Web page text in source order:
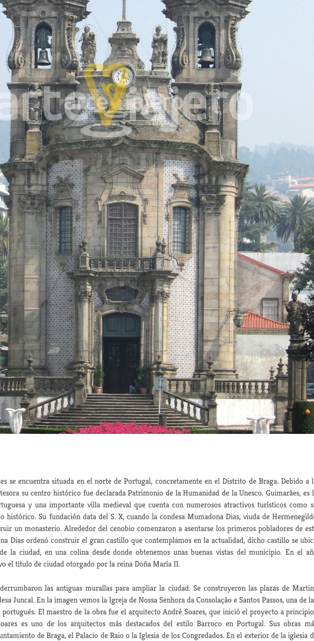
se encuentra situada en el norte de Portugal, concretamente en el Distrito de Braga. Debido a
su centro histórico fue declarada Patrimonio de la Humanidad de la Unesco. Guimarâes, es
y una importante villa medieval que cuenta con numerosos atractivos turísticos como
histórico. Su fundación data del S. X, cuando la condesa Mumadona Dias, viuda de
un monasterio. Alrededor del cenobio comenzaron a asentarse los primeros pobladores de
Dias ordenó construir el gran castillo que contemplamos en la actualidad, dicho castillo se
la ciudad, en una colina desde donde obtenemos unas buenas vistas del municipio. En el
el título de ciudad otorgado por la reina Doña María II.
las antiguas murallas para ampliar la ciudad. Se construyeron las plazas de
Juncal. En la imagen vemos la Igreja de Nossa Senhora da Consolação e Santos Passos, una de
El maestro de la obra fue el arquitecto André Soares, que inició el proyecto a
es uno de los arquitectos más destacados del estilo Barroco en Portugal. Sus obras
de Braga, el Palacio de Raio o la Iglesia de los Congredados. En el exterior de la iglesia